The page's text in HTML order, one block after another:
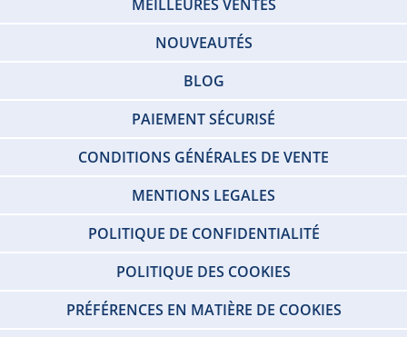
MEILLEURES VENTES
NOUVEAUTÉS
BLOG
PAIEMENT SÉCURISÉ
CONDITIONS GÉNÉRALES DE VENTE
MENTIONS LEGALES
POLITIQUE DE CONFIDENTIALITÉ
POLITIQUE DES COOKIES
PRÉFÉRENCES EN MATIÈRE DE COOKIES